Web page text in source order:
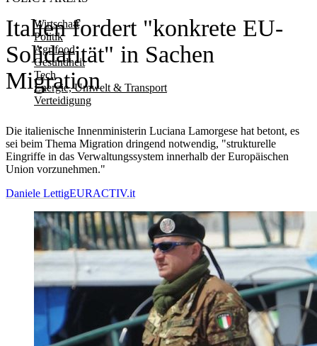
Wirtschaft
Politik
Agrifood
Gesundheit
Tech
Energie, Umwelt & Transport
Verteidigung
Italien fordert "konkrete EU-
Solidarität" in Sachen
Migration
Die italienische Innenministerin Luciana Lamorgese hat betont, es
sei beim Thema Migration dringend notwendig, "strukturelle
Eingriffe in das Verwaltungssystem innerhalb der Europäischen
Union vorzunehmen."
Daniele LettigEURACTIV.it